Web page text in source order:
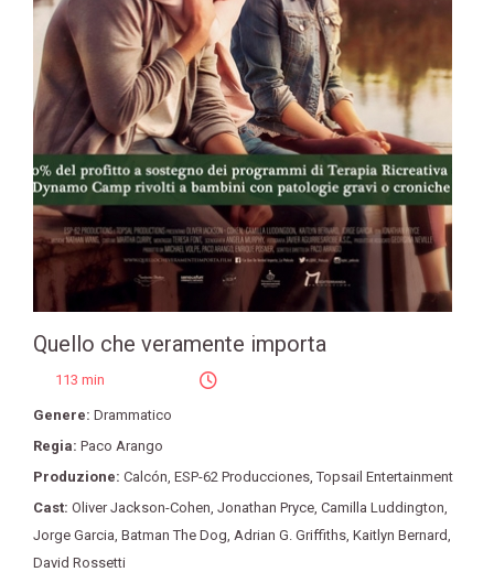
Quello che veramente importa
113 min
Genere: Drammatico
Regia: Paco Arango
Produzione: Calcón ESP-62 Producciones ,Topsail Entertainment
Cast: Oliver Jackson-Cohen Jonathan Pryce Camilla Luddington
Jorge Garcia Batman The Dog Adrian G. Griffiths Kaitlyn Bernard
David Rossetti